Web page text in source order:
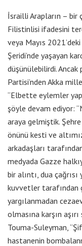
İsrailli Arapların –
Filistinlisi ifadesini
veya Mayıs
Şeridi’nde yaşayan
düşünülebilirdi.
Partisi’nden Akka
“Elbette eylemler
şöyle devam ediyor:
araya gelmiştik.
önünü kesti ve
arkadaşları
medyada Gazze
bir alıntı, dua
kuvvetler tarafından
yargılanmadan
olmasına karşın
Touma-Suleyman,
hastanenin